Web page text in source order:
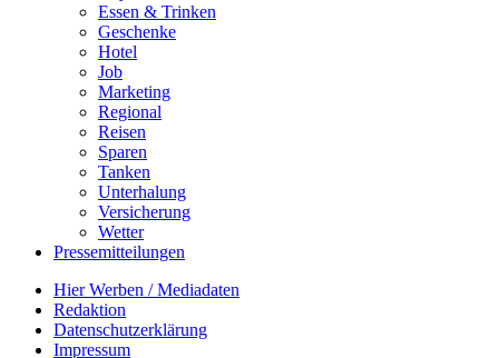
Essen & Trinken
Geschenke
Hotel
Job
Marketing
Regional
Reisen
Sparen
Tanken
Unterhalung
Versicherung
Wetter
Pressemitteilungen
Hier Werben / Mediadaten
Redaktion
Datenschutzerklärung
Impressum